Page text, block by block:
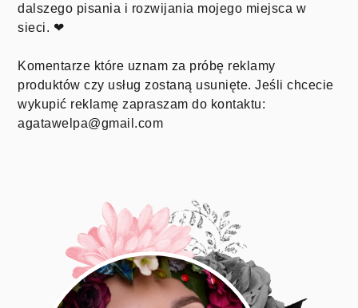
dalszego pisania i rozwijania mojego miejsca w
sieci. ❤
Komentarze które uznam za próbę reklamy
produktów czy usług zostaną usunięte. Jeśli chcecie
wykupić reklamę zapraszam do kontaktu:
agatawelpa@gmail.com